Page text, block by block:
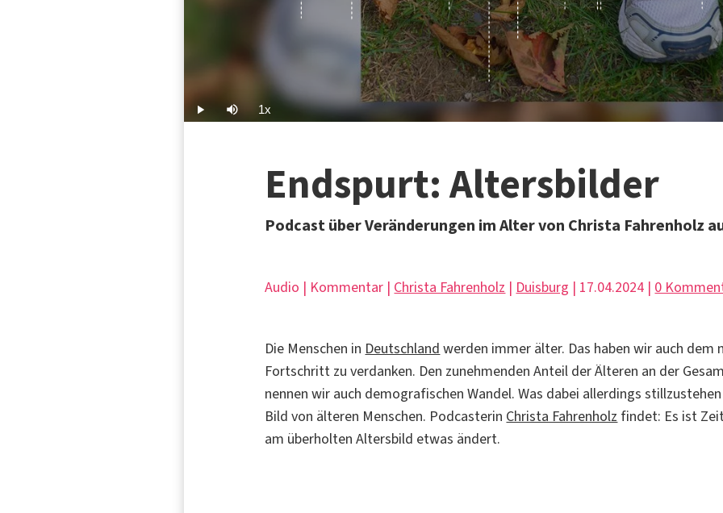
Play Mute 1xPlayback
Rate
Endspurt: Altersbilder
Podcast über Veränderungen im Alter von Christa Fahrenholz
Audio | Kommentar | Christa Fahrenholz | Duisburg | 17.04.2024 | 0
Die Menschen in Deutschland werden immer älter. Das haben wir auch dem
Fortschritt zu verdanken. Den zunehmenden Anteil der Älteren an der
nennen wir auch demografischen Wandel. Was dabei allerdings
Bild von älteren Menschen. Podcasterin Christa Fahrenholz findet: Es ist
am überholten Altersbild etwas ändert.